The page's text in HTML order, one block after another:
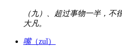
（九）、超过事物一半，不
大凡。
嘴（zuǐ）